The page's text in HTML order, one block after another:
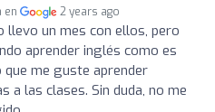
en 2 years ago
llevo un mes con ellos, pero
aprender inglés como es
que me guste aprender
a las clases. Sin duda, no me